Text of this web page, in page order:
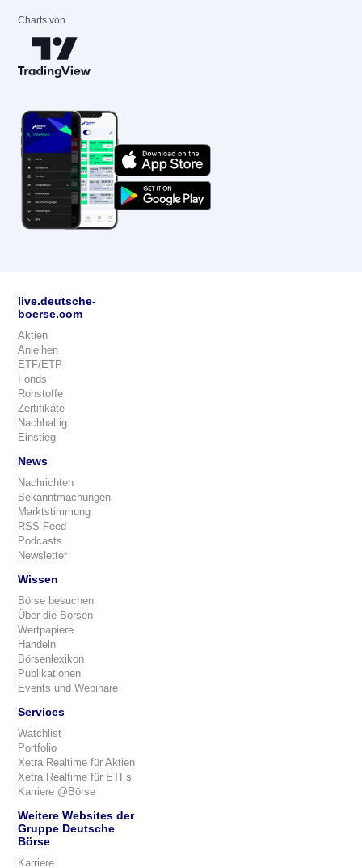
Charts von
live.deutsche-
boerse.com
Aktien
Anleihen
ETF/ETP
Fonds
Rohstoffe
Zertifikate
Nachhaltig
Einstieg
News
Nachrichten
Bekanntmachungen
Marktstimmung
RSS-Feed
Podcasts
Newsletter
Wissen
Börse besuchen
Über die Börsen
Wertpapiere
Handeln
Börsenlexikon
Publikationen
Events und Webinare
Services
Watchlist
Portfolio
Xetra Realtime für Aktien
Xetra Realtime für ETFs
Karriere @Börse
Weitere Websites der
Gruppe Deutsche
Börse
Karriere